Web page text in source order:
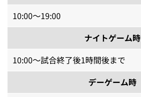
10:00～19:00
ナイトゲーム時
10:00～試合終了後1時間後まで
デーゲーム時